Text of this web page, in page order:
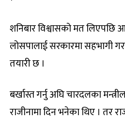
शनिबार विश्वासको मत लिएपछि
लोसपालाई सरकारमा सहभागी
तयारी छ ।
बर्खास्त गर्नु अघि चारदलका
राजीनामा दिन भनेका थिए । तर